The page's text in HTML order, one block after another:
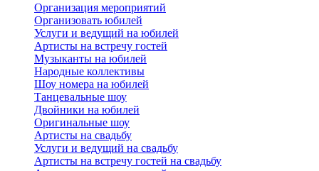
Организация мероприятий
Организовать юбилей
Услуги и ведущий на юбилей
Артисты на встречу гостей
Музыканты на юбилей
Народные коллективы
Шоу номера на юбилей
Танцевальные шоу
Двойники на юбилей
Оригинальные шоу
Артисты на свадьбу
Услуги и ведущий на свадьбу
Артисты на встречу гостей на свадьбу